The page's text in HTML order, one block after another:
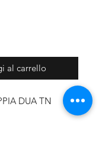
al carrello
DUA TN